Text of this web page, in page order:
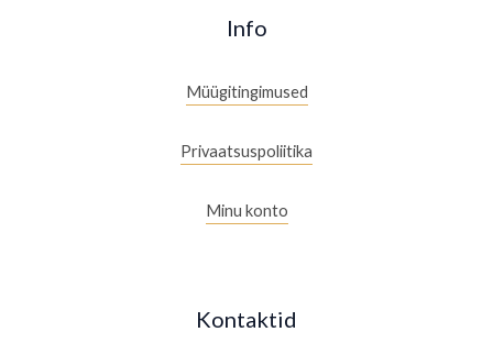
Info
Müügitingimused
Privaatsuspoliitika
Minu konto
Kontaktid